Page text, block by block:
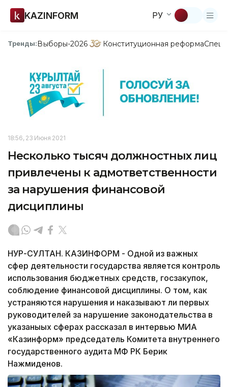
KAZINFORM РУ
Тренды:Выборы-2026 Конституционная реформа
18:56, 23 Июня 2021
Несколько тысяч должностных лиц
привлечены к адмответственности
за нарушения финансовой
дисциплины
НУР-СУЛТАН. КАЗИНФОРМ - Одной из важных
сфер деятельности государства является контроль
использования бюджетных средств, госзакупок,
соблюдение финансовой дисциплины. О том, как
устраняются нарушения и наказывают ли первых
руководителей за нарушение законодательства в
указаныых сферах рассказал в интервью МИА
«Казинформ» председатель Комитета внутреннего
государственного аудита МФ РК Берик
Нажмиденов.